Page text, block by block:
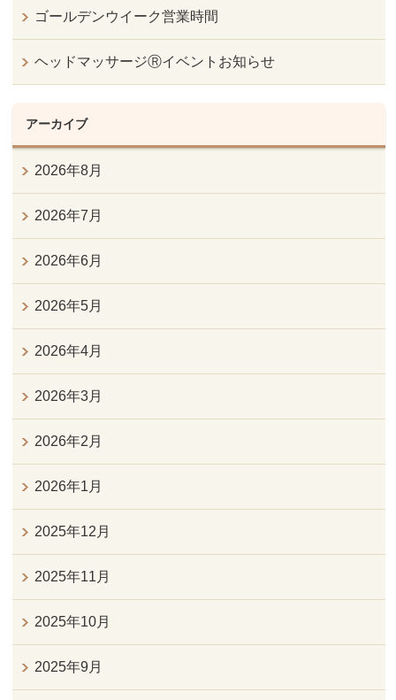
ゴールデンウイーク営業時間
ヘッドマッサージⓇイベントお知らせ
アーカイブ
2026年8月
2026年7月
2026年6月
2026年5月
2026年4月
2026年3月
2026年2月
2026年1月
2025年12月
2025年11月
2025年10月
2025年9月